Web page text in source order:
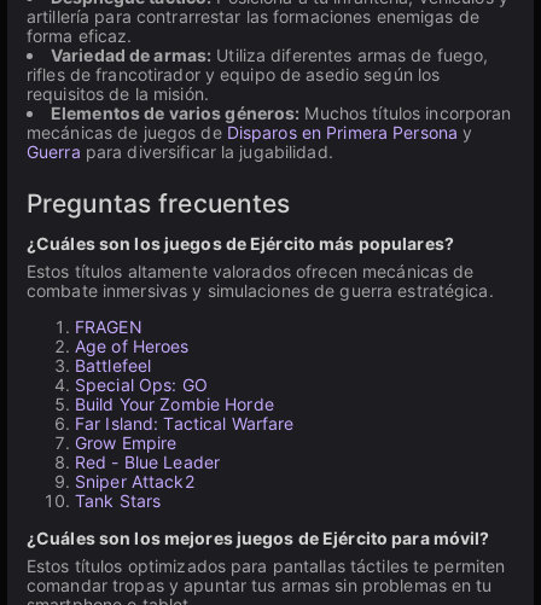
artillería para contrarrestar las formaciones enemigas de
forma eficaz.
Variedad de armas: Utiliza diferentes armas de fuego,
rifles de francotirador y equipo de asedio según los
requisitos de la misión.
Elementos de varios géneros: Muchos títulos incorporan
mecánicas de juegos de Disparos en Primera Persona y
Guerra para diversificar la jugabilidad.
Preguntas frecuentes
¿Cuáles son los juegos de Ejército más populares?
Estos títulos altamente valorados ofrecen mecánicas de
combate inmersivas y simulaciones de guerra estratégica.
FRAGEN
Age of Heroes
Battlefeel
Special Ops: GO
Build Your Zombie Horde
Far Island: Tactical Warfare
Grow Empire
Red - Blue Leader
Sniper Attack2
Tank Stars
¿Cuáles son los mejores juegos de Ejército para móvil?
Estos títulos optimizados para pantallas táctiles te permiten
comandar tropas y apuntar tus armas sin problemas en tu